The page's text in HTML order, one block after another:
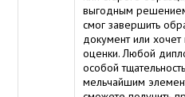
выгодным
смог завершить
документ или хочет
оценки. Любой
особой
мельчайшим